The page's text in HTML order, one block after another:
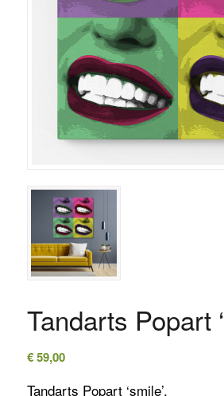
Tandarts Popart
€59,00
Tandarts Popart ‘smile’.